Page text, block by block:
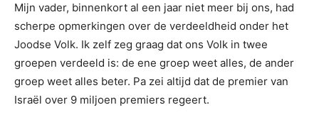
Mijn vader, binnenkort al een jaar niet meer bij ons, had
scherpe opmerkingen over de verdeeldheid onder het
Joodse Volk. Ik zelf zeg graag dat ons Volk in twee
groepen verdeeld is: de ene groep weet alles, de ander
groep weet alles beter. Pa zei altijd dat de premier van
Israël over 9 miljoen premiers regeert.